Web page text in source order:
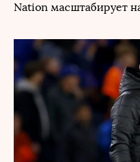
Nation масштабирует